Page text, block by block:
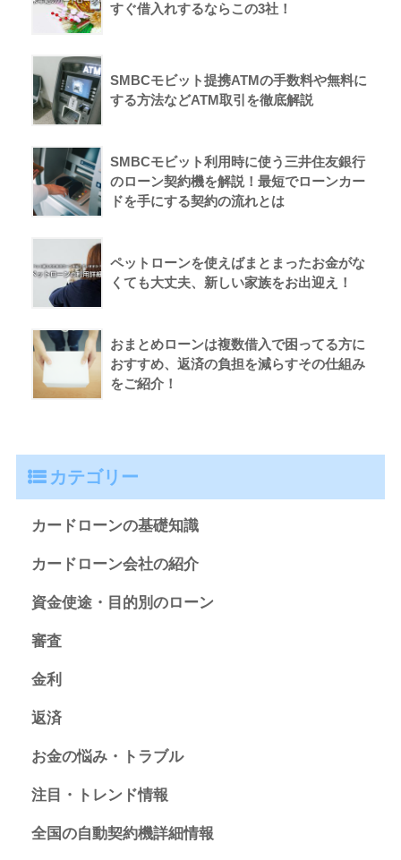
すぐ借入れするならこの3社！
SMBCモビット提携ATMの手数料や無料に
する方法などATM取引を徹底解説
SMBCモビット利用時に使う三井住友銀行
のローン契約機を解説！最短でローンカー
ドを手にする契約の流れとは
ペットローンを使えばまとまったお金がな
くても大丈夫、新しい家族をお出迎え！
おまとめローンは複数借入で困ってる方に
おすすめ、返済の負担を減らすその仕組み
をご紹介！
カテゴリー
カードローンの基礎知識
カードローン会社の紹介
資金使途・目的別のローン
審査
金利
返済
お金の悩み・トラブル
注目・トレンド情報
全国の自動契約機詳細情報